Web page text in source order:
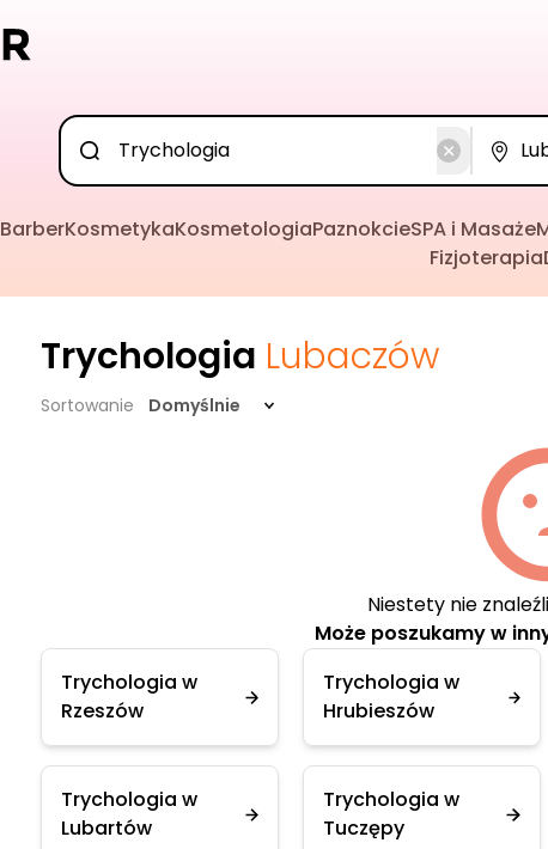
BarberKosmetykaKosmetologiaPaznokcieSPA i Masaże
Fizjoterapia
Trychologia Lubaczów
Sortowanie Domyślnie
Niestety nie
Może poszukamy w
Trychologia w
Rzeszów
Trychologia w
Hrubieszów
Trychologia w
Lubartów
Trychologia w
Tuczępy